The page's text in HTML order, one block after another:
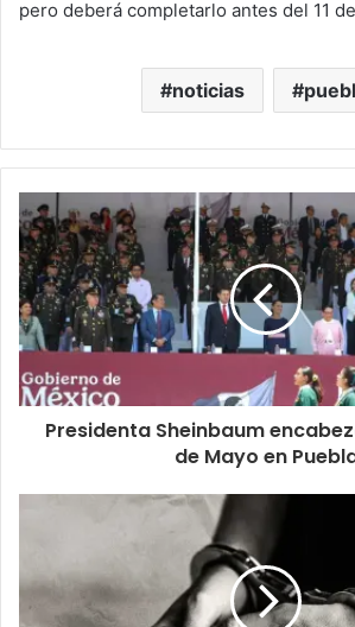
pero deberá completarlo antes del 11
noticias
Presidenta Sheinbaum
de Mayo en